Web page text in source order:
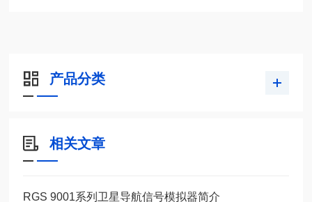
产品分类
相关文章
RGS 9001系列卫星导航信号模拟器简介